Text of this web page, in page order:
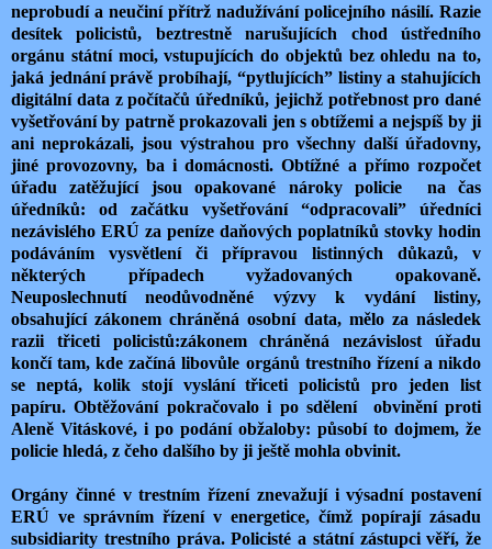
neprobudí a neučiní přítrž nadužívání policejního násilí. Razie
desítek policistů, beztrestně narušujících chod ústředního
orgánu státní moci, vstupujících do objektů bez ohledu na to,
jaká jednání právě probíhají, “pytlujících” listiny a stahujících
digitální data z počítačů úředníků, jejichž potřebnost pro dané
vyšetřování by patrně prokazovali jen s obtížemi a nejspíš by ji
ani neprokázali, jsou výstrahou pro všechny další úřadovny,
jiné provozovny, ba i domácnosti. Obtížné a přímo rozpočet
úřadu zatěžující jsou opakované nároky policie na čas
úředníků: od začátku vyšetřování “odpracovali” úředníci
nezávislého ERÚ za peníze daňových poplatníků stovky hodin
podáváním vysvětlení či přípravou listinných důkazů, v
některých případech vyžadovaných opakovaně.
Neuposlechnutí neodůvodněné výzvy k vydání listiny,
obsahující zákonem chráněná osobní data, mělo za následek
razii třiceti policistů:zákonem chráněná nezávislost úřadu
končí tam, kde začíná libovůle orgánů trestního řízení a nikdo
se neptá, kolik stojí vyslání třiceti policistů pro jeden list
papíru. Obtěžování pokračovalo i po sdělení obvinění proti
Aleně Vitáskové, i po podání obžaloby: působí to dojmem, že
policie hledá, z čeho dalšího by ji ještě mohla obvinit.
Orgány činné v trestním řízení znevažují i výsadní postavení
ERÚ ve správním řízení v energetice, čímž popírají zásadu
subsidiarity trestního práva. Policisté a státní zástupci věří, že